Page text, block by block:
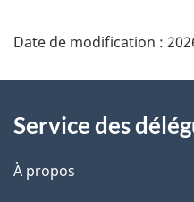
Additional
Information
Date de modification :
Service des
À propos